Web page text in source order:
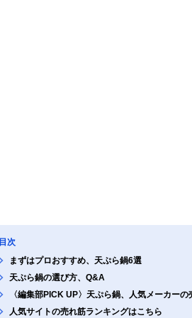
目次
まずはプロおすすめ、天ぷら鍋6選
天ぷら鍋の選び方、Q&A
〈編集部PICK UP〉天ぷら鍋、人気メーカーの
人気サイトの売れ筋ランキングはこちら